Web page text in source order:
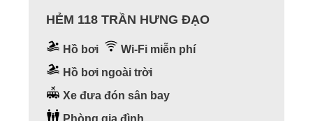
HẺM 118 TRẦN HƯNG ĐẠO
Hồ bơi
Wi-Fi miễn phí
Hồ bơi ngoài trời
Xe đưa đón sân bay
Phòng gia đình